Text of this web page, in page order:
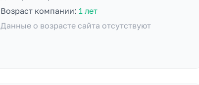
Возраст компании: 1 лет
Данные о возрасте сайта отсутствуют